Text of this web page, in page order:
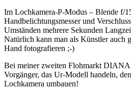
Im Lochkamera-P-Modus – Blende f/
Handbelichtungsmesser und
Umständen mehrere Sekunden
Natürlich kann man als Künstler auch
Hand fotografieren ;-)
Bei meiner zweiten Flohmarkt DIANA
Vorgänger, das Ur-Modell handeln,
Lochkamera umbauen!